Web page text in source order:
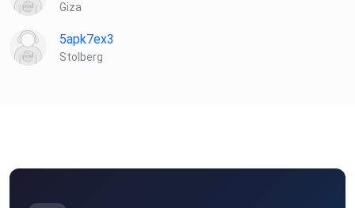
Giza
5apk7ex3
Stolberg